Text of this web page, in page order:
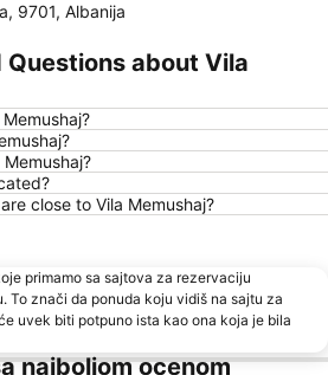
Nisaki
Aghios Georgios Argirades
Igoumenitsa
Lefkas - Town
Mikri Ammos
Agios Spyridon Church
K.T.E.L. Corfu
Plaža Ipsos
9701, Albanija
about Vila
close to Vila Memushaj?
primamo sa sajtova za rezervaciju
To znači da ponuda koju vidiš na sajtu za
uvek biti potpuno ista kao ona koja je bila
najboljom ocenom